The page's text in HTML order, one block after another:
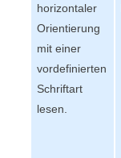
horizontaler
Orientierung
mit einer
vordefinierten
Schriftart
lesen.